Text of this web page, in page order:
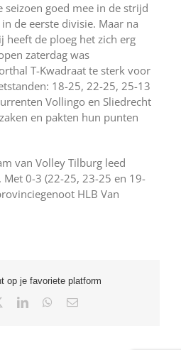
seizoen goed mee in de strijd
de eerste divisie. Maar na
de ploeg het zich erg
zaterdag was
T-Kwadraat te sterk voor
18-25, 22-25, 25-13
Vollingo en Sliedrecht
en pakten hun punten
van Volley Tilburg leed
Met 0-3 (22-25, 23-25 en 19-
HLB Van
op je favoriete platform
LinkedInWhatsApp
E-